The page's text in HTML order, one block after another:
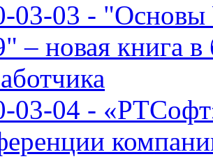
03-03 - "Основы
– новая книга в
03-04 -